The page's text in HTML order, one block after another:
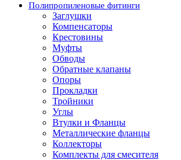
Полипропиленовые фитинги
Заглушки
Компенсаторы
Крестовины
Муфты
Обводы
Обратные клапаны
Опоры
Прокладки
Тройники
Углы
Втулки и Фланцы
Металлические фланцы
Коллекторы
Комплекты для смесителя